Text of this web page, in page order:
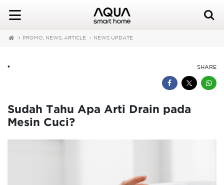
PROMO, NEWS, ARTICLE NEWS UPDATE
SHARE
•
Sudah Tahu Apa Arti Drain pada
Mesin Cuci?